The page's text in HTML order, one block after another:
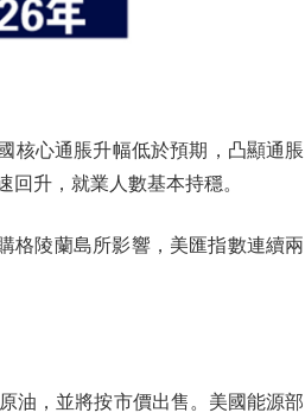
心通脹升幅低於預期，凸顯通脹
升，就業人數基本持穩。
陵蘭島所影響，美匯指數連續兩
油，並將按市價出售。美國能源部